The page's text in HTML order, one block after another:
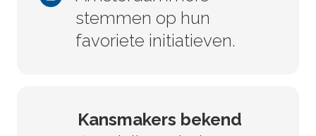
stemmen op hun
favoriete initiatieven.
Kansmakers bekend